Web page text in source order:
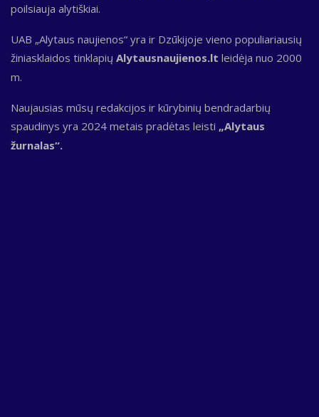
poilsiauja alytiškiai.
UAB „Alytaus naujienos“ yra ir Dzūkijoje vieno populiariausių
žiniasklaidos tinklapių Alytausnaujienos.lt leidėja nuo 2000
m.
Naujausias mūsų redakcijos ir kūrybinių bendradarbių
spaudinys yra 2024 metais pradėtas leisti „Alytaus
žurnalas“.